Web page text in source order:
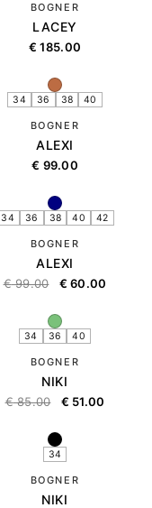
BOGNER
LACEY
€ 185.00
34 36 38 40
BOGNER
ALEXI
€ 99.00
34 36 38 40 42
BOGNER
ALEXI
€99.00 € 60.00
34 36 40
BOGNER
NIKI
€85.00 € 51.00
34
BOGNER
NIKI